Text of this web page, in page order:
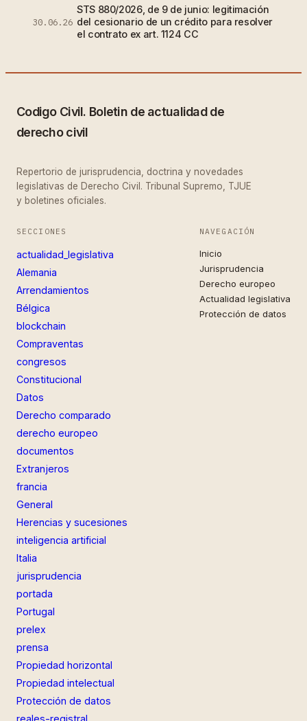
30.06.26
STS 880/2026, de 9 de junio: legitimación
del cesionario de un crédito para resolver
el contrato ex art. 1124 CC
Codigo Civil. Boletin de actualidad de
derecho civil
Repertorio de jurisprudencia, doctrina y novedades
legislativas de Derecho Civil. Tribunal Supremo, TJUE
y boletines oficiales.
SECCIONES
actualidad_legislativa
Alemania
Arrendamientos
Bélgica
blockchain
Compraventas
congresos
Constitucional
Datos
Derecho comparado
derecho europeo
documentos
Extranjeros
francia
General
Herencias y sucesiones
inteligencia artificial
Italia
jurisprudencia
portada
Portugal
prelex
prensa
Propiedad horizontal
Propiedad intelectual
Protección de datos
reales-registral
NAVEGACIÓN
Inicio
Jurisprudencia
Derecho europeo
Actualidad legislativa
Protección de datos